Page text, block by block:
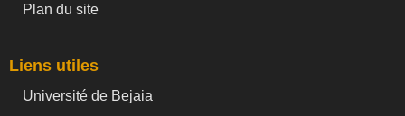
Plan du site
Liens utiles
Université de Bejaia